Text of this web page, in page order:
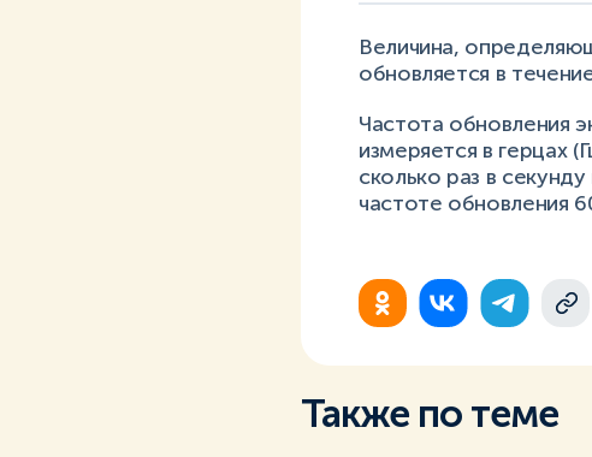
Величина,
обновляется в
Частота обновления
измеряется в герцах
сколько раз в
частоте обновления
Также по теме